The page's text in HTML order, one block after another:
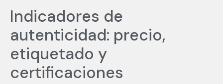
Indicadores de
autenticidad: precio,
etiquetado y
certificaciones